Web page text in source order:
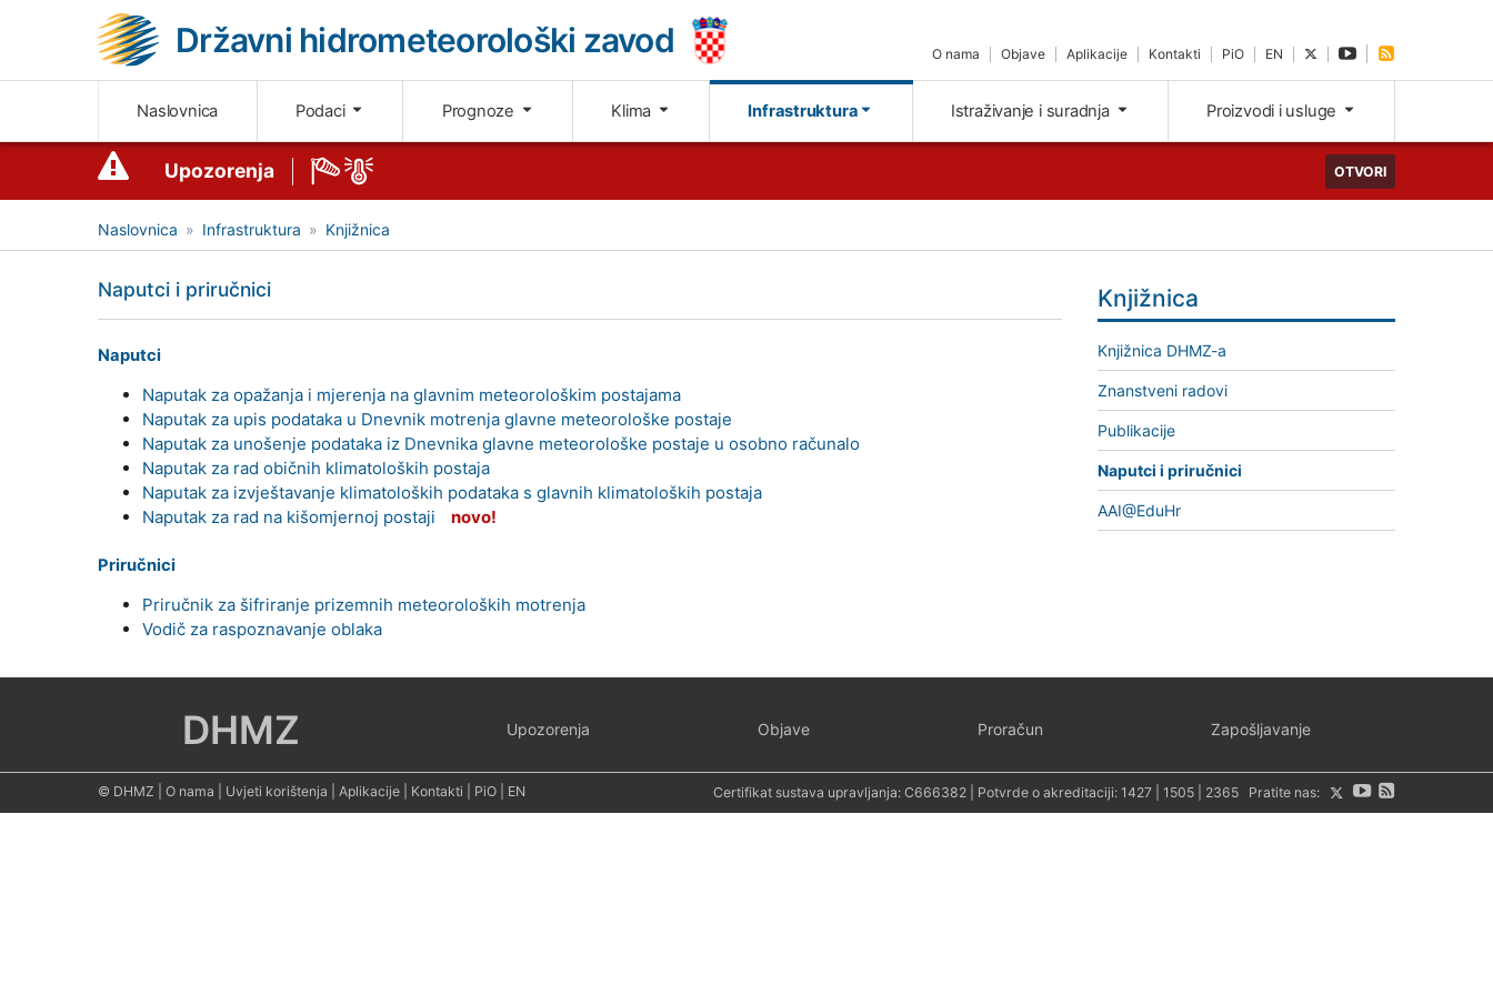
Državni hidrometeorološki zavod O nama Objave Aplikacije Kontakti PiO EN
Naslovnica Podaci Prognoze Klima Infrastruktura Istraživanje i suradnja Proizvodi i usluge
Upozorenja OTVORI
Naslovnica Infrastruktura Knjižnica
Naputci i priručnici
Naputci
Naputak za opažanja i mjerenja na glavnim meteorološkim postajama
Naputak za upis podataka u Dnevnik motrenja glavne meteorološke postaje
Naputak za unošenje podataka iz Dnevnika glavne meteorološke postaje u osobno računalo
Naputak za rad običnih klimatoloških postaja
Naputak za izvještavanje klimatoloških podataka s glavnih klimatoloških postaja
Naputak za rad na kišomjernoj postaji
novo!
Priručnici
Priručnik za šifriranje prizemnih meteoroloških motrenja
Vodič za raspoznavanje oblaka
Knjižnica
Knjižnica DHMZ-a
Znanstveni radovi
Publikacije
Naputci i priručnici
AAI@EduHr
DHMZ Upozorenja Objave Proračun Zapošljavanje
© DHMZ O nama Uvjeti korištenja Aplikacije Kontakti PiO EN Certifikat sustava upravljanja: C666382| Potvrde o akreditaciji: 1427| 1505| 2365Pratite nas: